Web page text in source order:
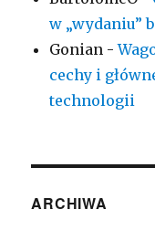
w „wydaniu”
Gonian -
cechy i
technologii
ARCHIWA